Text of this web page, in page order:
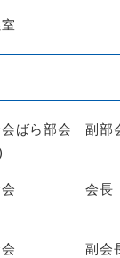
会ばら部会 副
連合会 会
連合会 副